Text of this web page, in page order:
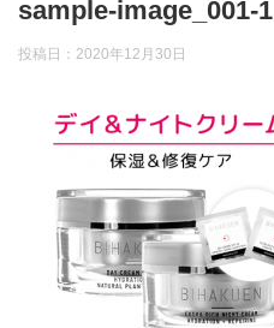
sample-image_001-1
投稿日： 2020年12月30日